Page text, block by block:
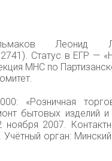
Леонид
Статус в ЕГР —
МНС по
«Розничная
бытовых изделий
ноября 2007.
орган: